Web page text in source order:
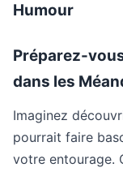
Humour
Préparez-
dans les
Imaginez
pourrait faire
votre entourage.